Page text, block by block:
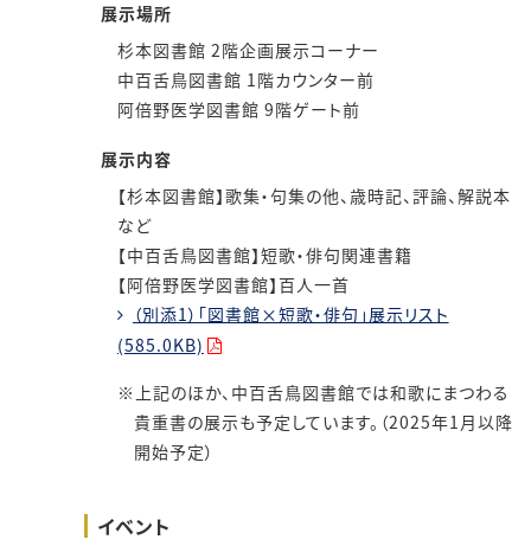
展示場所
杉本図書館 2階企画展示コーナー
中百舌鳥図書館 1階カウンター前
阿倍野医学図書館 9階ゲート前
展示内容
【杉本図書館】歌集・句集の他、歳時記、評論、解説本
など
【中百舌鳥図書館】短歌・俳句関連書籍
【阿倍野医学図書館】百人一首
（別添1）「図書館×短歌・俳句」展示リスト
(585.0KB)
上記のほか、中百舌鳥図書館では和歌にまつわる
貴重書の展示も予定しています。（2025年1月以降
開始予定）
イベント